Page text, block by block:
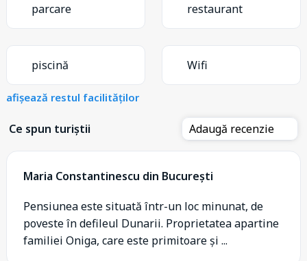
parcare restaurant
piscină Wifi
afișează restul facilităților
Ce spun turiștii Adaugă recenzie
Maria Constantinescu din București
Pensiunea este situată într-un loc minunat, de
poveste în defileul Dunarii. Proprietatea apartine
familiei Oniga, care este primitoare și ...